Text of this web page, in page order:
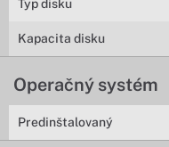
Typ disku
Kapacita disku
Operačný systém
Predinštalovaný